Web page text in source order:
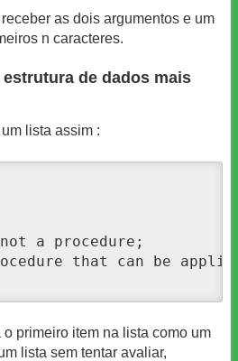
as dois argumentos e um
n caracteres.
de dados mais
lista assim :
a procedure;
that can be
o primeiro item na lista como um
lista sem tentar avaliar,